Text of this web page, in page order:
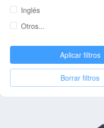
Inglés
Otros...
Aplicar filtros
Borrar filtros